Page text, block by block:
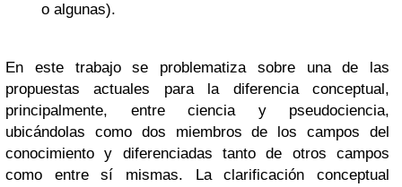
o algunas).
En este trabajo se problematiza sobre una de las
propuestas actuales para la diferencia conceptual,
principalmente, entre ciencia y pseudociencia,
ubicándolas como dos miembros de los campos del
conocimiento y diferenciadas tanto de otros campos
como entre sí mismas. La clarificación conceptual